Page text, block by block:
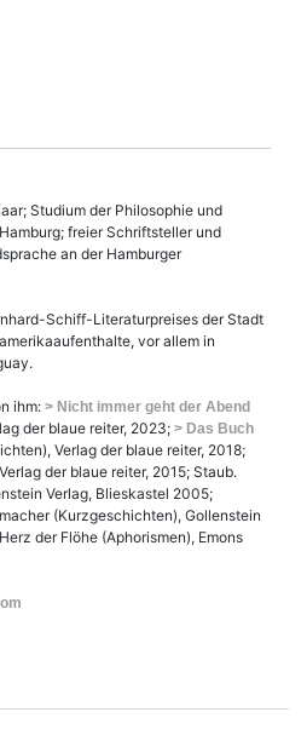
Studium der Philosophie und
freier Schriftsteller und
an der Hamburger
Schiff-Literaturpreises der Stadt
vor allem in
ihm: > Nicht immer geht der Abend
der blaue reiter, 2023; > Das Buch
Verlag der blaue reiter, 2018;
der blaue reiter, 2015; Staub.
Verlag, Blieskastel 2005;
(Kurzgeschichten), Gollenstein
der Flöhe (Aphorismen), Emons